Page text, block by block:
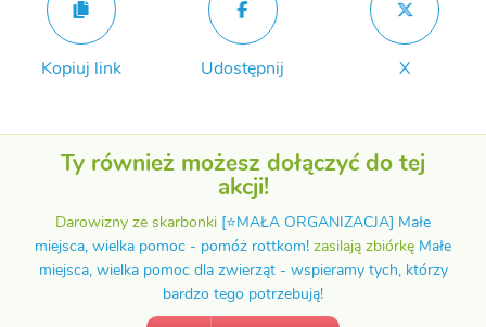
Kopiuj link Udostępnij X
Ty również możesz dołączyć do tej
akcji!
Darowizny ze skarbonki [⭐MAŁA ORGANIZACJA] Małe
miejsca, wielka pomoc - pomóż rottkom! zasilają zbiórkę Małe
miejsca, wielka pomoc dla zwierząt - wspieramy tych, którzy
bardzo tego potrzebują!